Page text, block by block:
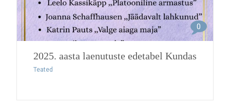
0
2025. aasta laenutuste edetabel Kundas
Teated